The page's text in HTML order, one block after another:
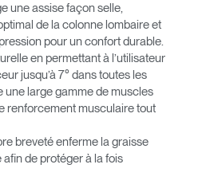
une assise façon selle,
de la colonne lombaire et
pour un confort durable.
en permettant à l’utilisateur
jusqu’à 7° dans toutes les
une large gamme de muscles
renforcement musculaire tout
breveté enferme la graisse
de protéger à la fois